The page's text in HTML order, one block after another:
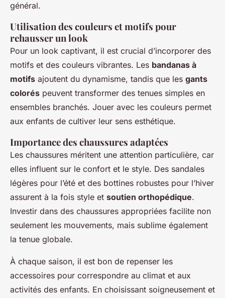
général.
Utilisation des couleurs et motifs pour
rehausser un look
Pour un look captivant, il est crucial d’incorporer des
motifs et des couleurs vibrantes. Les bandanas à
motifs ajoutent du dynamisme, tandis que les gants
colorés peuvent transformer des tenues simples en
ensembles branchés. Jouer avec les couleurs permet
aux enfants de cultiver leur sens esthétique.
Importance des chaussures adaptées
Les chaussures méritent une attention particulière, car
elles influent sur le confort et le style. Des sandales
légères pour l’été et des bottines robustes pour l’hiver
assurent à la fois style et soutien orthopédique.
Investir dans des chaussures appropriées facilite non
seulement les mouvements, mais sublime également
la tenue globale.
À chaque saison, il est bon de repenser les
accessoires pour correspondre au climat et aux
activités des enfants. En choisissant soigneusement et